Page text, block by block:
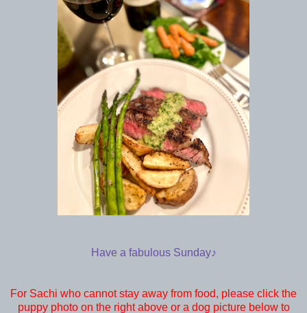
Have a fabulous Sunday♪
For Sachi who cannot stay away from food, please click the
puppy photo on the right above or a dog picture below to